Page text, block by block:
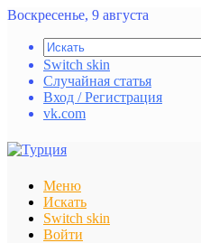
Воскресенье, 9 августа
Switch skin
Случайная статья
Вход / Регистрация
vk.com
Меню
Искать
Switch skin
Войти